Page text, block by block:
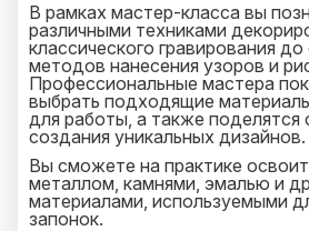
В рамках мастер-класса вы
различными техниками
классического гравирования
методов нанесения узоров и
Профессиональные мастера
выбрать подходящие
для работы, а также поделятся
создания уникальных дизайнов.
Вы сможете на практике
металлом, камнями, эмалью и
материалами, используемыми
запонок.